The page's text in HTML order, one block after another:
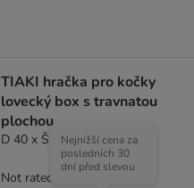
TIAKI hračka pro kočky
lovecký box s travnatou
plochou
D 40 x Š 28 x V 7 cm
Nejnižší cena za
posledních 30
dní před slevou
Not rated